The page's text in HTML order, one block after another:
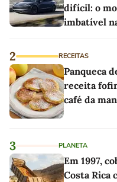
difícil: o
imbatível
2 RECEITAS
Panqueca
receita
café da
3 PLANETA
Em 1997,
Costa Rica